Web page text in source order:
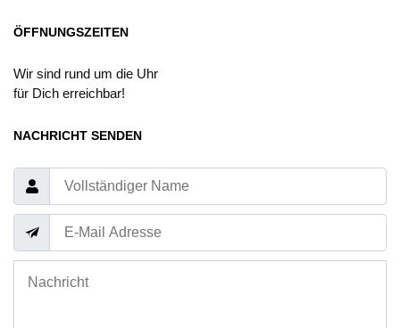
ÖFFNUNGSZEITEN
Wir sind rund um die Uhr
für Dich erreichbar!
NACHRICHT SENDEN